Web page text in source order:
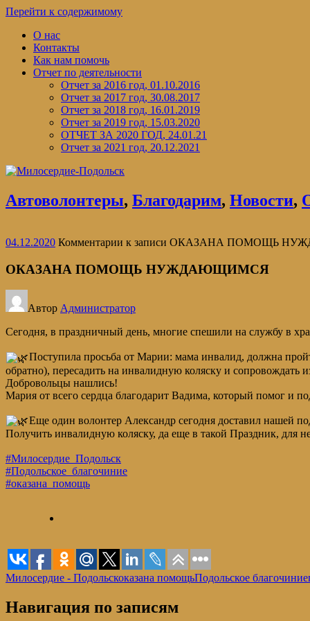
Перейти к содержимому
О нас
Контакты
Как нам помочь
Отчет по деятельности
Отчет за 2016 год, 01.10.2016
Отчет за 2017 год, 30.08.2017
Отчет за 2018 год, 16.01.2019
Отчет за 2019 год, 15.03.2020
ОТЧЕТ ЗА 2020 ГОД, 24.01.21
Отчет за 2021 год, 20.12.2021
Автоволонтеры, Благодарим, Новости,
04.12.2020 Комментарии к записи ОКАЗАНА ПОМОЩЬ
ОКАЗАНА ПОМОЩЬ НУЖДАЮЩИМСЯ
Автор Администратор
Сегодня, в праздничный день, многие спешили на службу в
Поступила просьба от Марии: мама инвалид, должна
обратно), пересадить на инвалидную коляску и
Добровольцы нашлись!
Мария от всего сердца благодарит Вадима, который помог и
Еще один волонтер Александр сегодня доставил нашей
Получить инвалидную коляску, да еще в такой Праздник, для
#Милосердие_Подольск
#Подольское_благочиние
#оказана_помощь
Милосердие - Подольскоказана помощьПодольское благочиние
Навигация по записям